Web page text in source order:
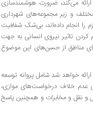
می‌کند، ضرورت هوشمندسازی
و زیر مجموعه‌های شهرداری
را انجام داده‌اند، بی‌شک شفافیت
تاثیر نیروی انسانی به جهت
مناطق از حسن‌های این موضوع
خواهد شد شامل پروانه توسعه
عدم خلاف درخواست‌های موازی،
و نقل و مخابرات و همچنین پاسخ